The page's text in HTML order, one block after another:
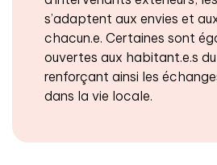
s’adaptent aux envies et
chacun.e. Certaines sont
ouvertes aux habitant.e.s
renforçant ainsi les
dans la vie locale.